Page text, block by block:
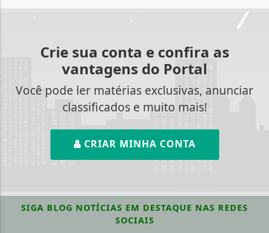
Crie sua conta e confira as
vantagens do Portal
Você pode ler matérias exclusivas, anunciar
classificados e muito mais!
CRIAR MINHA CONTA
SIGA BLOG NOTÍCIAS EM DESTAQUE NAS REDES
SOCIAIS